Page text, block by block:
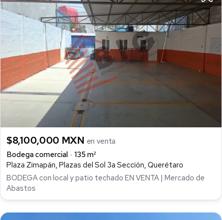
$8,100,000 MXN en venta
Bodega comercial
135 m²
Plaza Zimapán, Plazas del Sol 3a Sección, Querétaro
BODEGA con local y patio techado EN VENTA | Mercado de
Abastos